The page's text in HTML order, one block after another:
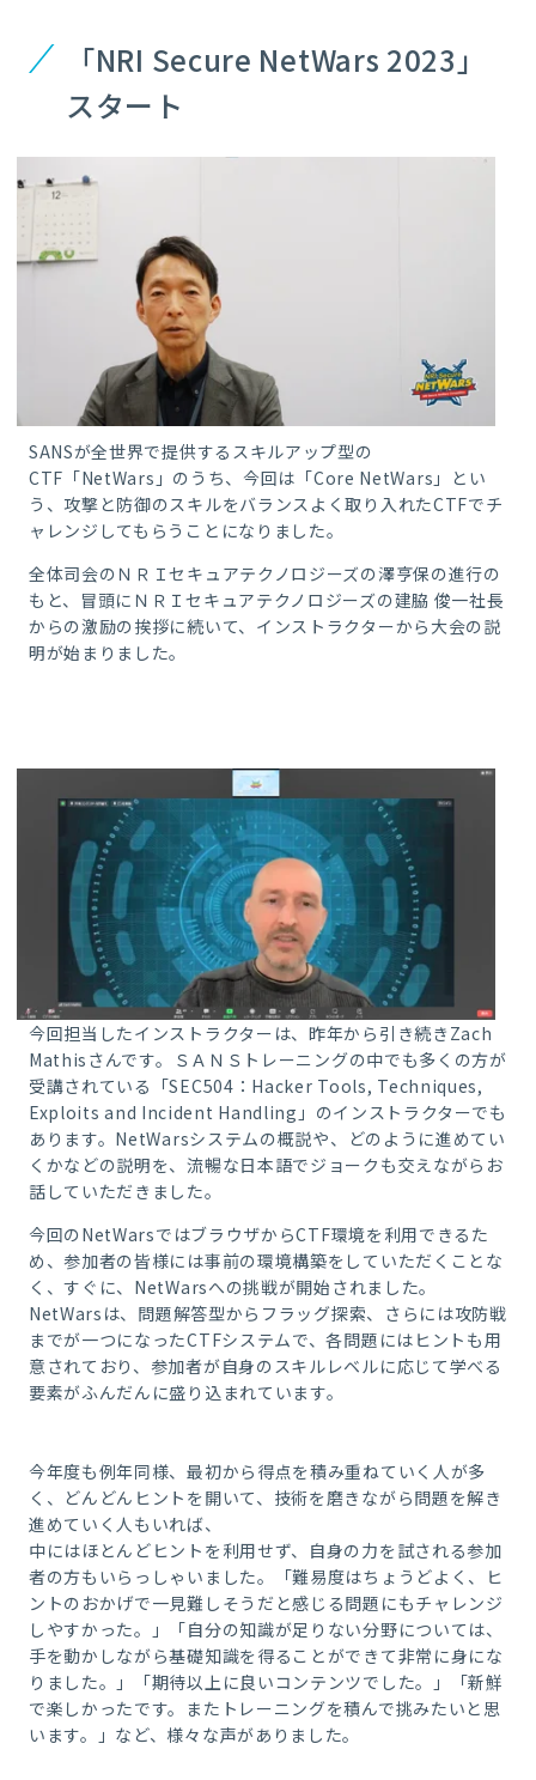
「NRI Secure NetWars 2023」
スタート
SANSが全世界で提供するスキルアップ型の
CTF「NetWars」のうち、今回は「Core NetWars」とい
う、攻撃と防御のスキルをバランスよく取り入れたCTFでチ
ャレンジしてもらうことになりました。
全体司会のＮＲＩセキュアテクノロジーズの澤亨保の進行の
もと、冒頭にＮＲＩセキュアテクノロジーズの建脇 俊一社長
からの激励の挨拶に続いて、インストラクターから大会の説
明が始まりました。
今回担当したインストラクターは、昨年から引き続きZach
Mathisさんです。ＳＡＮＳトレーニングの中でも多く の方が
受講されている「SEC504：Hacker Tools, Techniques,
Exploits and Incident Handling」のインストラクターでも
あります。NetWarsシステムの概説や、どのように進めてい
くかなどの説明を、流暢な日本語でジョークも交えながらお
話していただきました。
今回のNetWarsではブラウザからCTF環境を利用できるた
め、参加者の皆様には事前の環境構築をしていただくことな
く、すぐに、NetWarsへの挑戦が開始されました。
NetWarsは、問題解答型からフラッグ探索、さらには攻防戦
までが一つになったCTFシステムで、各問題にはヒントも用
意されており、参加者が自身のスキルレベルに応じて学べる
要素がふんだんに盛り込まれています。
今年度も例年同様、最初から得点を積み重ねていく人が多
く、どんどんヒントを開いて、技術を磨きながら問題を解き
進めていく人もいれば、
中にはほとんどヒントを利用せず、自身の力を試される参加
者の方もいらっしゃいました。「難易度はちょうどよく、ヒ
ントのおかげで一見難しそうだと感じる問題にもチャレンジ
しやすかった。
」「自分の知識が足りない分野については、
手を動かしながら基礎知識を得ることができて非常に身にな
りました。」
「期待以上に良いコンテンツでした。」「新鮮
で楽しかったです。またトレーニングを積んで挑みたいと思
います。
」など、様々な声がありました。